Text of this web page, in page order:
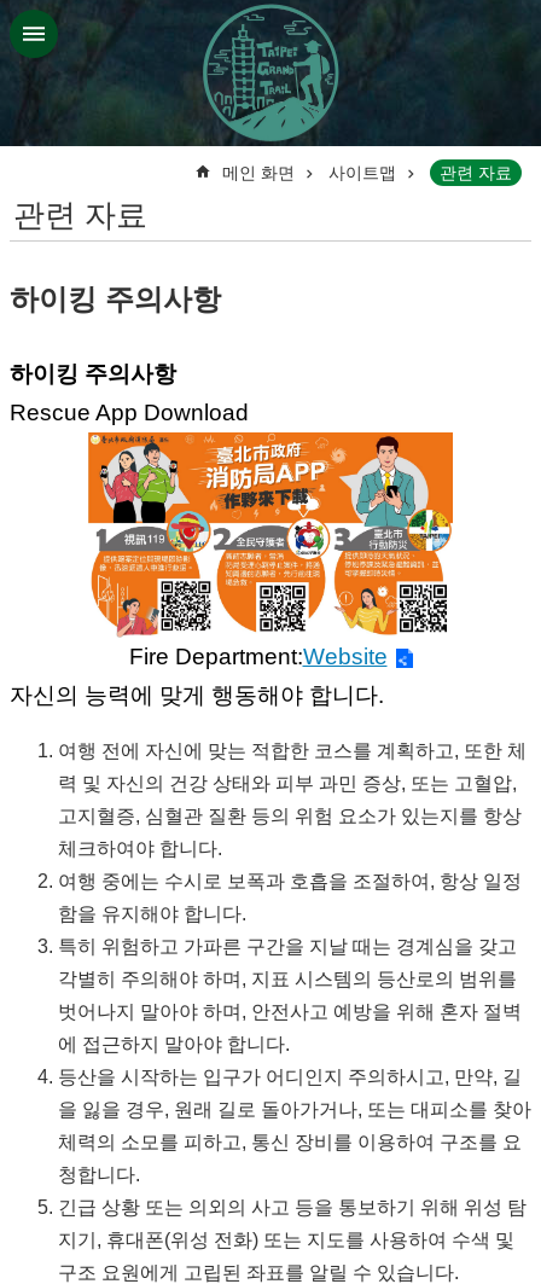
기본 콘텐츠 블록으로 건너 뛰기
메인 화면 사이트맵 관련 자료
관련 자료
하이킹 주의사항
하이킹 주의사항
Rescue App Download
Fire Department:Website
자신의 능력에 맞게 행동해야 합니다.
여행 전에 자신에 맞는 적합한 코스를 계획하고, 또한 체
력 및 자신의 건강 상태와 피부 과민 증상, 또는 고혈압,
고지혈증, 심혈관 질환 등의 위험 요소가 있는지를 항상
체크하여야 합니다.
여행 중에는 수시로 보폭과 호흡을 조절하여, 항상 일정
함을 유지해야 합니다.
특히 위험하고 가파른 구간을 지날 때는 경계심을 갖고
각별히 주의해야 하며, 지표 시스템의 등산로의 범위를
벗어나지 말아야 하며, 안전사고 예방을 위해 혼자 절벽
에 접근하지 말아야 합니다.
등산을 시작하는 입구가 어디인지 주의하시고, 만약, 길
을 잃을 경우, 원래 길로 돌아가거나, 또는 대피소를 찾아
체력의 소모를 피하고, 통신 장비를 이용하여 구조를 요
청합니다.
긴급 상황 또는 의외의 사고 등을 통보하기 위해 위성 탐
지기, 휴대폰(위성 전화) 또는 지도를 사용하여 수색 및
구조 요원에게 고립된 좌표를 알릴 수 있습니다.